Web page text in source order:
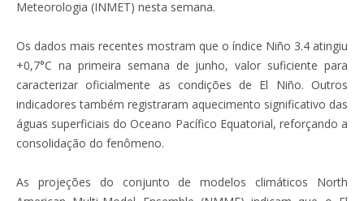
Meteorologia (INMET) nesta semana.
Os dados mais recentes mostram que o índice Niño 3.4 atingiu
+0,7°C na primeira semana de junho, valor suficiente para
caracterizar oficialmente as condições de El Niño. Outros
indicadores também registraram aquecimento significativo das
águas superficiais do Oceano Pacífico Equatorial, reforçando a
consolidação do fenômeno.
As projeções do conjunto de modelos climáticos North